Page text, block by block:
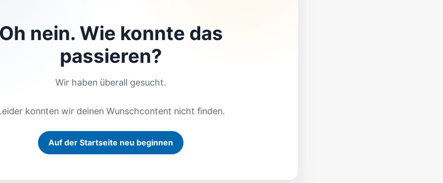
Oh nein. Wie konnte das
passieren?
Wir haben überall gesucht.
konnten wir deinen Wunschcontent nicht finden.
Auf der Startseite neu beginnen